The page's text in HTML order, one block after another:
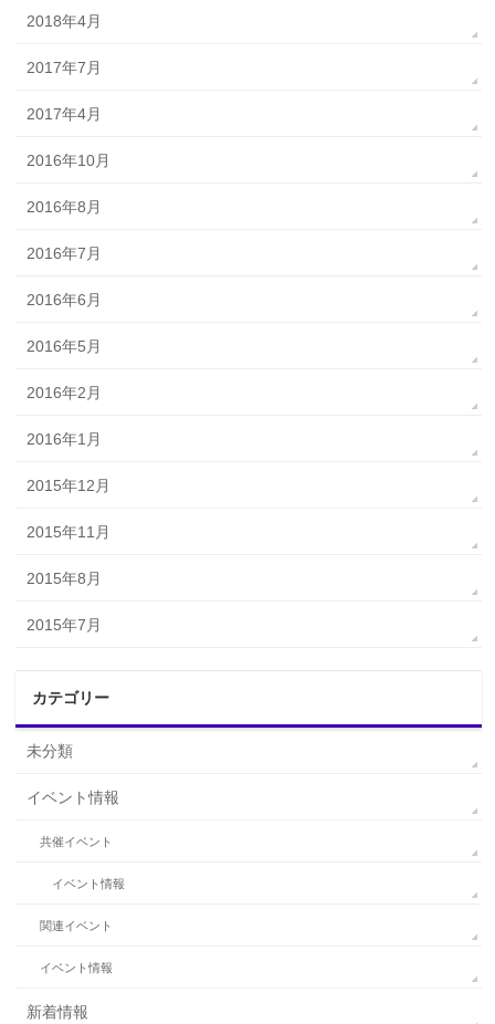
2018年4月
2017年7月
2017年4月
2016年10月
2016年8月
2016年7月
2016年6月
2016年5月
2016年2月
2016年1月
2015年12月
2015年11月
2015年8月
2015年7月
カテゴリー
未分類
イベント情報
共催イベント
イベント情報
関連イベント
イベント情報
新着情報